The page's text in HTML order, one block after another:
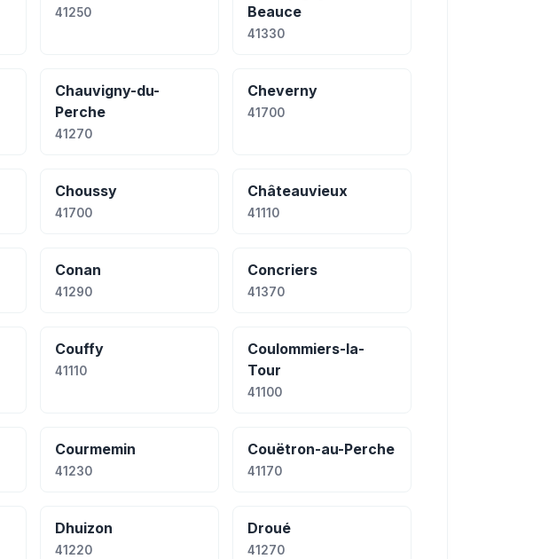
41250
Beauce
41330
Chauvigny-du-
Perche
41270
Cheverny
41700
Choussy
41700
Châteauvieux
41110
Conan
41290
Concriers
41370
Couffy
41110
Coulommiers-la-
Tour
41100
Courmemin
41230
Couëtron-au-Perche
41170
Dhuizon
41220
Droué
41270